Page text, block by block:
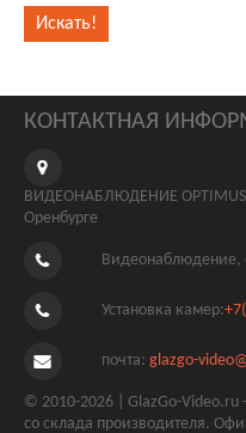
КОНТАКТНАЯ
ВИДЕОНАБЛЮДЕНИЕ
Оренбурге
Видеонаблюдение,
Установка камер:
почта: glazgo-
© 2010-2026 | GlazGo-
со склада производителя.